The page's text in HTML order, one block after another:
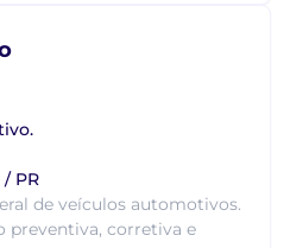
PR
de veículos automotivos.
preventiva, corretiva e